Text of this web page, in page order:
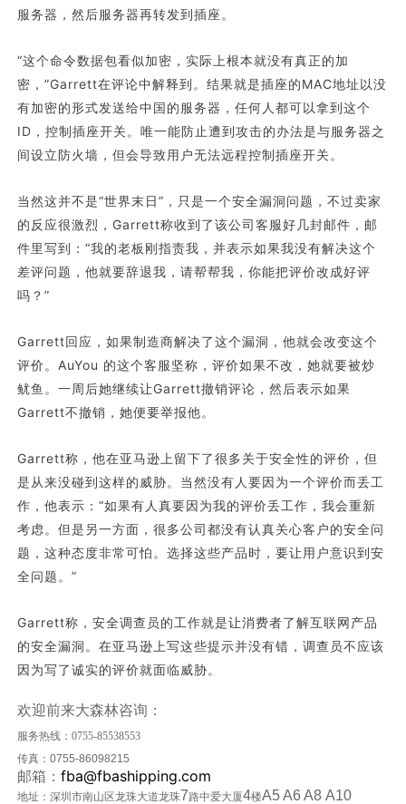
服务器，然后服务器再转发到插座。
“这个命令数据包看似加密，实际上根本就没有真正的加
密，”Garrett在评论中解释到。结果就是插座的MAC地址以没
有加密的形式发送给中国的服务器，任何人都可以拿到这个
ID，控制插座开关。唯一能防止遭到攻击的办法是与服务器之
间设立防火墙，但会导致用户无法远程控制插座开关。
当然这并不是“世界末日”，只是一个安全漏洞问题，不过卖家
的反应很激烈，Garrett称收到了该公司客服好几封邮件，邮
件里写到：“我的老板刚指责我，并表示如果我没有解决这个
差评问题，他就要辞退我，请帮帮我，你能把评价改成好评
吗？”
Garrett回应，如果制造商解决了这个漏洞，他就会改变这个
评价。AuYou 的这个客服坚称，评价如果不改，她就要被炒
鱿鱼。一周后她继续让Garrett撤销评论，然后表示如果
Garrett不撤销，她便要举报他。
Garrett称，他在亚马逊上留下了很多关于安全性的评价，但
是从来没碰到这样的威胁。当然没有人要因为一个评价而丢工
作，他表示：“如果有人真要因为我的评价丢工作，我会重新
考虑。但是另一方面，很多公司都没有认真关心客户的安全问
题，这种态度非常可怕。选择这些产品时，要让用户意识到安
全问题。”
Garrett称，安全调查员的工作就是让消费者了解互联网产品
的安全漏洞。在亚马逊上写这些提示并没有错，调查员不应该
因为写了诚实的评价就面临威胁。
欢迎前来大森林咨询：
服务热线：0755-85538553
传真：0755-86098215
邮箱：fba@fbashipping.com
地址：深圳市南山区龙珠大道龙珠7路中爱大厦4楼A5 A6 A8 A10